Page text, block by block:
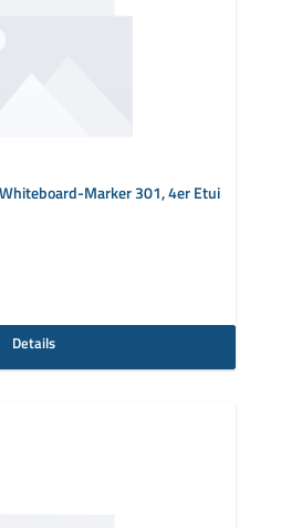
Marker 301, 4er Etui
Details